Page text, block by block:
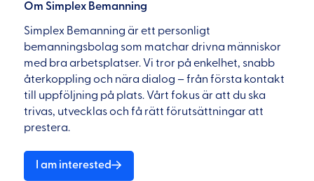
Om Simplex Bemanning
Simplex Bemanning är ett personligt
bemanningsbolag som matchar drivna människor
med bra arbetsplatser. Vi tror på enkelhet, snabb
återkoppling och nära dialog – från första kontakt
till uppföljning på plats. Vårt fokus är att du ska
trivas, utvecklas och få rätt förutsättningar att
prestera.
I am interested